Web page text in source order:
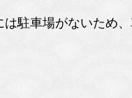
は駐車場がないため